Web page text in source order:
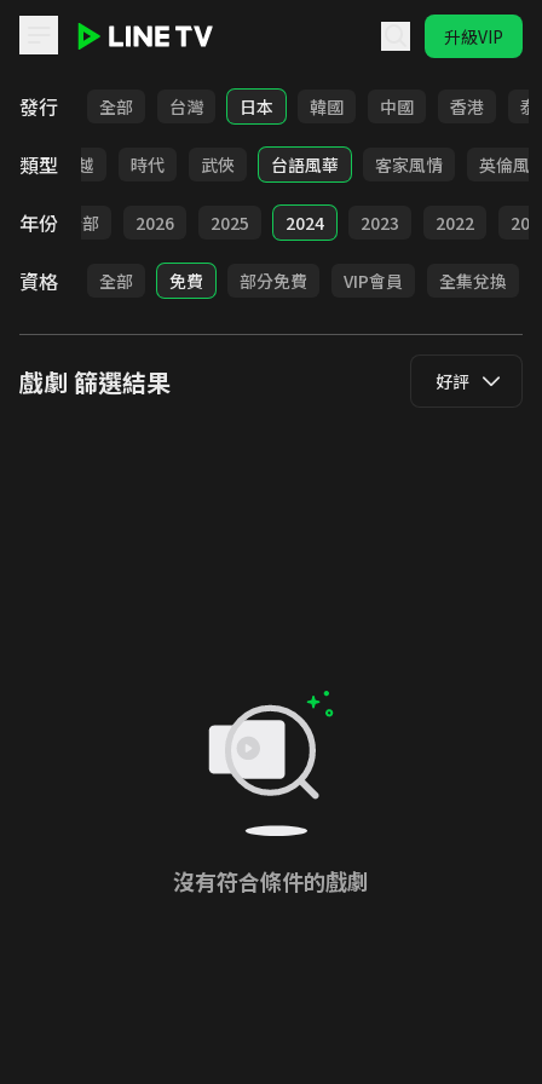
升級VIP
發行 全部 台灣 日本 韓國 中國 香港 泰
類型
俠 穿越 時代 武俠 台語風華 客家風情 英倫風
年份 全部 2026 2025 2024 2023 2022
資格 全部 免費 部分免費 VIP會員 全集兌換
戲劇 篩選結果 好評
沒有符合條件的戲劇